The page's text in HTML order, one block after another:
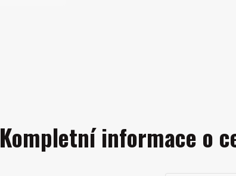
Kompletní informace o